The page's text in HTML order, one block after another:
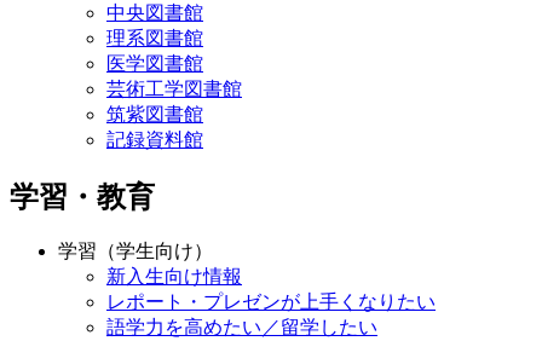
中央図書館
理系図書館
医学図書館
芸術工学図書館
筑紫図書館
記録資料館
学習・教育
学習（学生向け）
新入生向け情報
レポート・プレゼンが上手くなりたい
語学力を高めたい／留学したい